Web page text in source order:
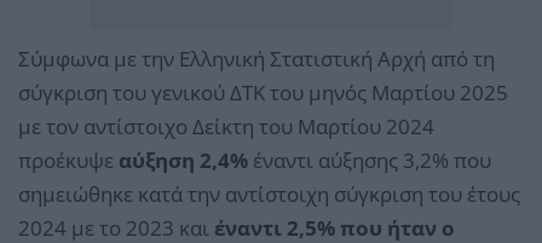
Σύμφωνα με την Ελληνική Στατιστική Αρχή από τη
σύγκριση του γενικού ΔΤΚ του μηνός Μαρτίου 2025
με τον αντίστοιχο Δείκτη του Μαρτίου 2024
προέκυψε αύξηση 2,4% έναντι αύξησης 3,2% που
σημειώθηκε κατά την αντίστοιχη σύγκριση του έτους
2024 με το 2023 και έναντι 2,5% που ήταν ο